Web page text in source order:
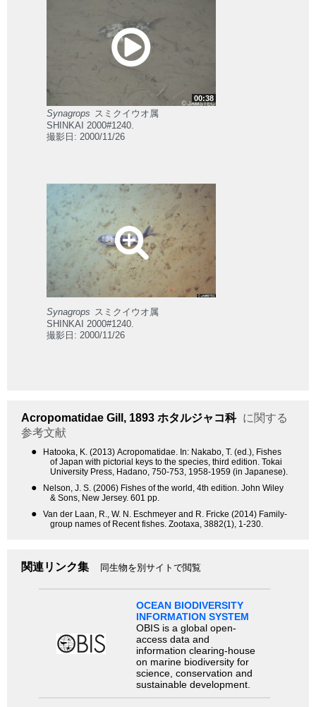
00:38
Synagrops スミクイウオ属
SHINKAI 2000#1240.
撮影日: 2000/11/26
Synagrops スミクイウオ属
SHINKAI 2000#1240.
撮影日: 2000/11/26
Acropomatidae Gill, 1893 ホタルジャコ科 に関する
参考文献
●
Hatooka, K. (2013) Acropomatidae. In: Nakabo, T. (ed.), Fishes
of Japan with pictorial keys to the species, third edition. Tokai
University Press, Hadano, 750-753, 1958-1959 (in Japanese).
●
Nelson, J. S. (2006) Fishes of the world, 4th edition. John Wiley
& Sons, New Jersey. 601 pp.
●
Van der Laan, R., W. N. Eschmeyer and R. Fricke (2014) Family-
group names of Recent fishes. Zootaxa, 3882(1), 1-230.
関連リンク集 同生物を別サイトで閲覧
OCEAN BIODIVERSITY
INFORMATION SYSTEM
OBIS is a global open-
access data and
information clearing-house
on marine biodiversity for
science, conservation and
sustainable development.